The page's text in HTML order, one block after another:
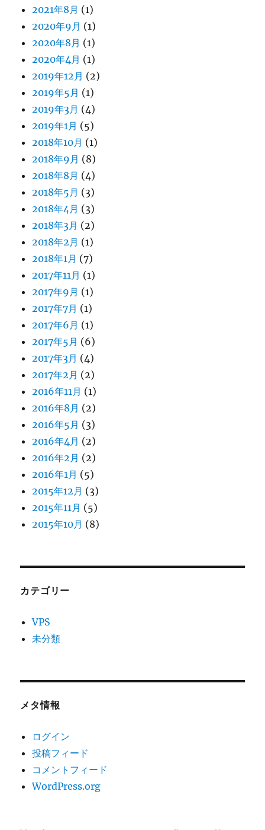
2021年8月 (1)
2020年9月 (1)
2020年8月 (1)
2020年4月 (1)
2019年12月 (2)
2019年5月 (1)
2019年3月 (4)
2019年1月 (5)
2018年10月 (1)
2018年9月 (8)
2018年8月 (4)
2018年5月 (3)
2018年4月 (3)
2018年3月 (2)
2018年2月 (1)
2018年1月 (7)
2017年11月 (1)
2017年9月 (1)
2017年7月 (1)
2017年6月 (1)
2017年5月 (6)
2017年3月 (4)
2017年2月 (2)
2016年11月 (1)
2016年8月 (2)
2016年5月 (3)
2016年4月 (2)
2016年2月 (2)
2016年1月 (5)
2015年12月 (3)
2015年11月 (5)
2015年10月 (8)
カテゴリー
VPS
未分類
メタ情報
ログイン
投稿フィード
コメントフィード
WordPress.org